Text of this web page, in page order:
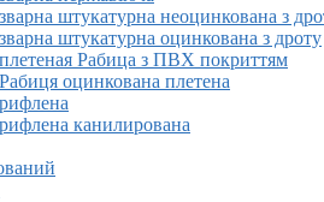
штукатурна неоцинкована з
штукатурна оцинкована з дроту
Рабица з ПВХ покриттям
оцинкована плетена
канилирована